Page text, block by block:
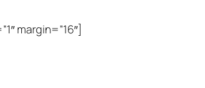
margin=”16″]